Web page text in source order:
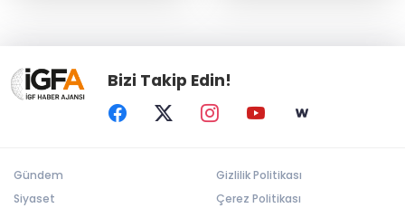
Bizi Takip Edin!
Gündem
Siyaset
Gizlilik Politikası
Çerez Politikası